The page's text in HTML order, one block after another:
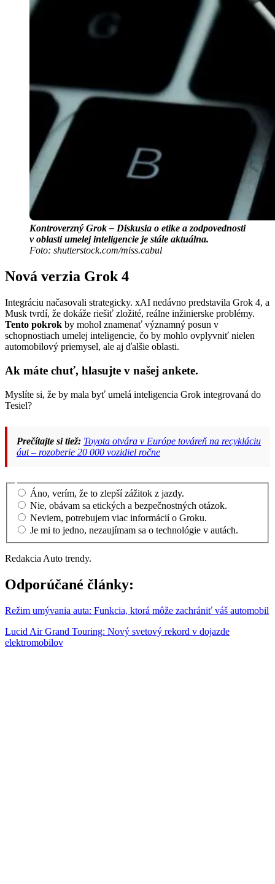
Kontroverzný Grok – Diskusia o etike a zodpovednosti
v oblasti umelej inteligencie je stále aktuálna.
Foto: shutterstock.com/miss.cabul
Nová verzia Grok 4
Integráciu načasovali strategicky. xAI nedávno predstavila Grok 4, a
Musk tvrdí, že dokáže riešiť zložité, reálne inžinierske problémy.
Tento pokrok by mohol znamenať významný posun v
schopnostiach umelej inteligencie, čo by mohlo ovplyvniť nielen
automobilový priemysel, ale aj ďalšie oblasti.
Ak máte chuť, hlasujte v našej ankete.
Myslíte si, že by mala byť umelá inteligencia Grok integrovaná do
Tesiel?
Prečítajte si tiež: Toyota otvára v Európe továreň na recykláciu
áut – rozoberie 20 000 vozidiel ročne
Áno, verím, že to zlepší zážitok z jazdy.
Nie, obávam sa etických a bezpečnostných otázok.
Neviem, potrebujem viac informácií o Groku.
Je mi to jedno, nezaujímam sa o technológie v autách.
Redakcia Auto trendy.
Odporúčané články:
Režim umývania auta: Funkcia, ktorá môže zachrániť váš automobil
Lucid Air Grand Touring: Nový svetový rekord v dojazde
elektromobilov